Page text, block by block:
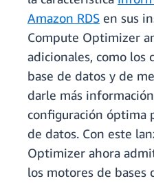
Amazon RDS en sus
Compute Optimizer
adicionales, como los
base de datos y de
darle más
configuración óptima
de datos. Con este
Optimizer ahora
los motores de bases